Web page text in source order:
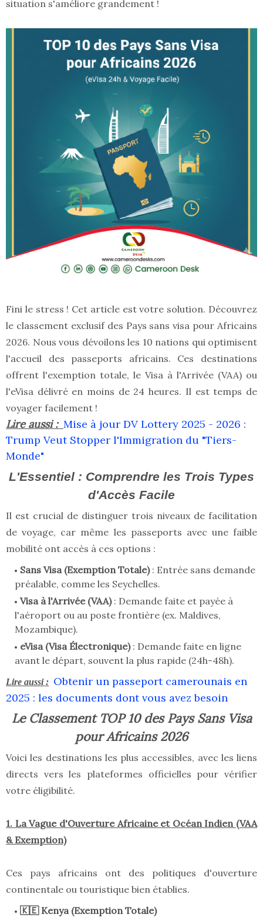
situation s'améliore grandement !
Fini le stress ! Cet article est votre solution. Découvrez
le classement exclusif des Pays sans visa pour Africains
2026. Nous vous dévoilons les 10 nations qui optimisent
l'accueil des passeports africains. Ces destinations
offrent l'exemption totale, le Visa à l'Arrivée (VAA) ou
l'eVisa délivré en moins de 24 heures. Il est temps de
voyager facilement !
Lire aussi : Mise à jour DV Lottery 2025 - 2026 :
Trump Veut Stopper l'Immigration du "Tiers-
Monde"
L'Essentiel : Comprendre les Trois Types
d'Accès Facile
Il est crucial de distinguer trois niveaux de facilitation
de voyage, car même les passeports avec une faible
mobilité ont accès à ces options :
Sans Visa (Exemption Totale): Entrée sans demande
préalable, comme les Seychelles.
Visa à l'Arrivée (VAA): Demande faite et payée à
l'aéroport ou au poste frontière (ex. Maldives,
Mozambique).
eVisa (Visa Électronique): Demande faite en ligne
avant le départ, souvent la plus rapide (24h-48h).
Lire aussi : Obtenir un passeport camerounais en
2025 : les documents dont vous avez besoin
Le Classement TOP 10 des Pays Sans Visa
pour Africains 2026
Voici les destinations les plus accessibles, avec les liens
directs vers les plateformes officielles pour vérifier
votre éligibilité.
1. La Vague d'Ouverture Africaine et Océan Indien (VAA
& Exemption)
Ces pays africains ont des politiques d'ouverture
continentale ou touristique bien établies.
🇰🇪 Kenya (Exemption Totale)